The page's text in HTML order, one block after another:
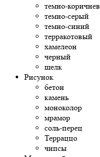
темно-
темно-серый
темно-синий
терракотовый
хамелеон
черный
шелк
Рисунок
бетон
камень
моноколор
мрамор
соль-перец
Терраццо
чипсы